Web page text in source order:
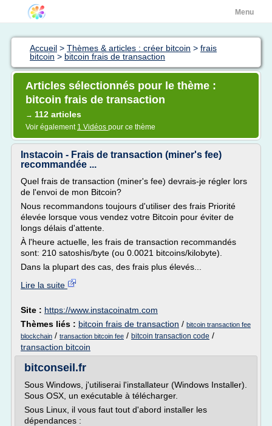
Menu
Accueil > Thèmes & articles : créer bitcoin > frais
bitcoin > bitcoin frais de transaction
Articles sélectionnés pour le thème :
bitcoin frais de transaction
→ 112 articles
Voir également 1 Vidéos pour ce thème
Instacoin - Frais de transaction (miner's fee)
recommandée ...
Quel frais de transaction (miner's fee) devrais-je régler lors
de l'envoi de mon Bitcoin?
Nous recommandons toujours d'utiliser des frais Priorité
élevée lorsque vous vendez votre Bitcoin pour éviter de
longs délais d'attente.
À l'heure actuelle, les frais de transaction recommandés
sont: 210 satoshis/byte (ou 0.0021 bitcoins/kilobyte).
Dans la plupart des cas, des frais plus élevés...
Lire la suite
Site : https://www.instacoinatm.com
Thèmes liés : bitcoin frais de transaction / bitcoin transaction fee
blockchain / transaction bitcoin fee / bitcoin transaction code /
transaction bitcoin
bitconseil.fr
Sous Windows, j'utiliserai l'installateur (Windows Installer).
Sous OSX, un exécutable à télécharger.
Sous Linux, il vous faut tout d'abord installer les
dépendances :